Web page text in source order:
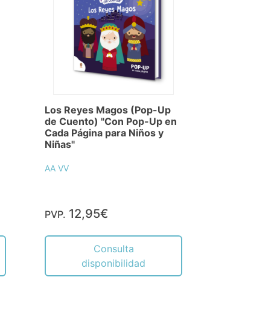
Los Reyes Magos (Pop-Up
de Cuento) "Con Pop-Up en
Cada Página para Niños y
Niñas"
AA VV
PVP. 12,95€
Consulta
disponibilidad